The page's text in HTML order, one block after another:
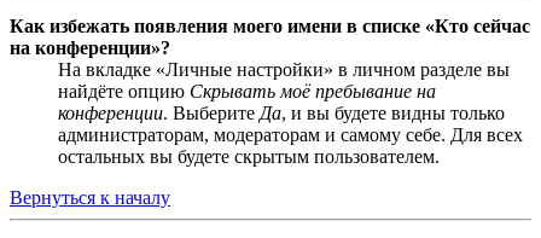
Как избежать появления моего имени в списке «Кто сейчас
на конференции»?
На вкладке «Личные настройки» в личном разделе вы
найдёте опцию Скрывать моё пребывание на
конференции. Выберите Да, и вы будете видны только
администраторам, модераторам и самому себе. Для всех
остальных вы будете скрытым пользователем.
Вернуться к началу